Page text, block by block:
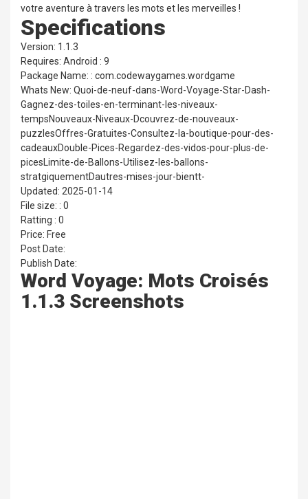
votre aventure à travers les mots et les merveilles !
Specifications
Version: 1.1.3
Requires: Android : 9
Package Name: : com.codewaygames.wordgame
Whats New: Quoi-de-neuf-dans-Word-Voyage-Star-Dash-
Gagnez-des-toiles-en-terminant-les-niveaux-
tempsNouveaux-Niveaux-Dcouvrez-de-nouveaux-
puzzlesOffres-Gratuites-Consultez-la-boutique-pour-des-
cadeauxDouble-Pices-Regardez-des-vidos-pour-plus-de-
picesLimite-de-Ballons-Utilisez-les-ballons-
stratgiquementDautres-mises-jour-bientt-
Updated: 2025-01-14
File size: : 0
Ratting : 0
Price: Free
Post Date:
Publish Date:
Word Voyage: Mots Croisés
1.1.3 Screenshots